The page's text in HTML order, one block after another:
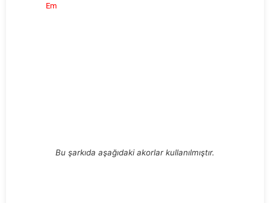
Em
Bu şarkıda aşağıdaki akorlar kullanılmıştır.